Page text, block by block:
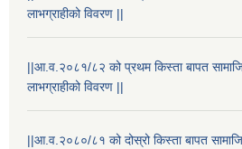
लाभग्राहीको विवरण ||
||आ.व.२०८१/८२ को प्रथम किस्ता बापत सामाजिक
लाभग्राहीको विवरण ||
||आ.व.२०८०/८१ को दोस्रो किस्ता बापत सामाजिक